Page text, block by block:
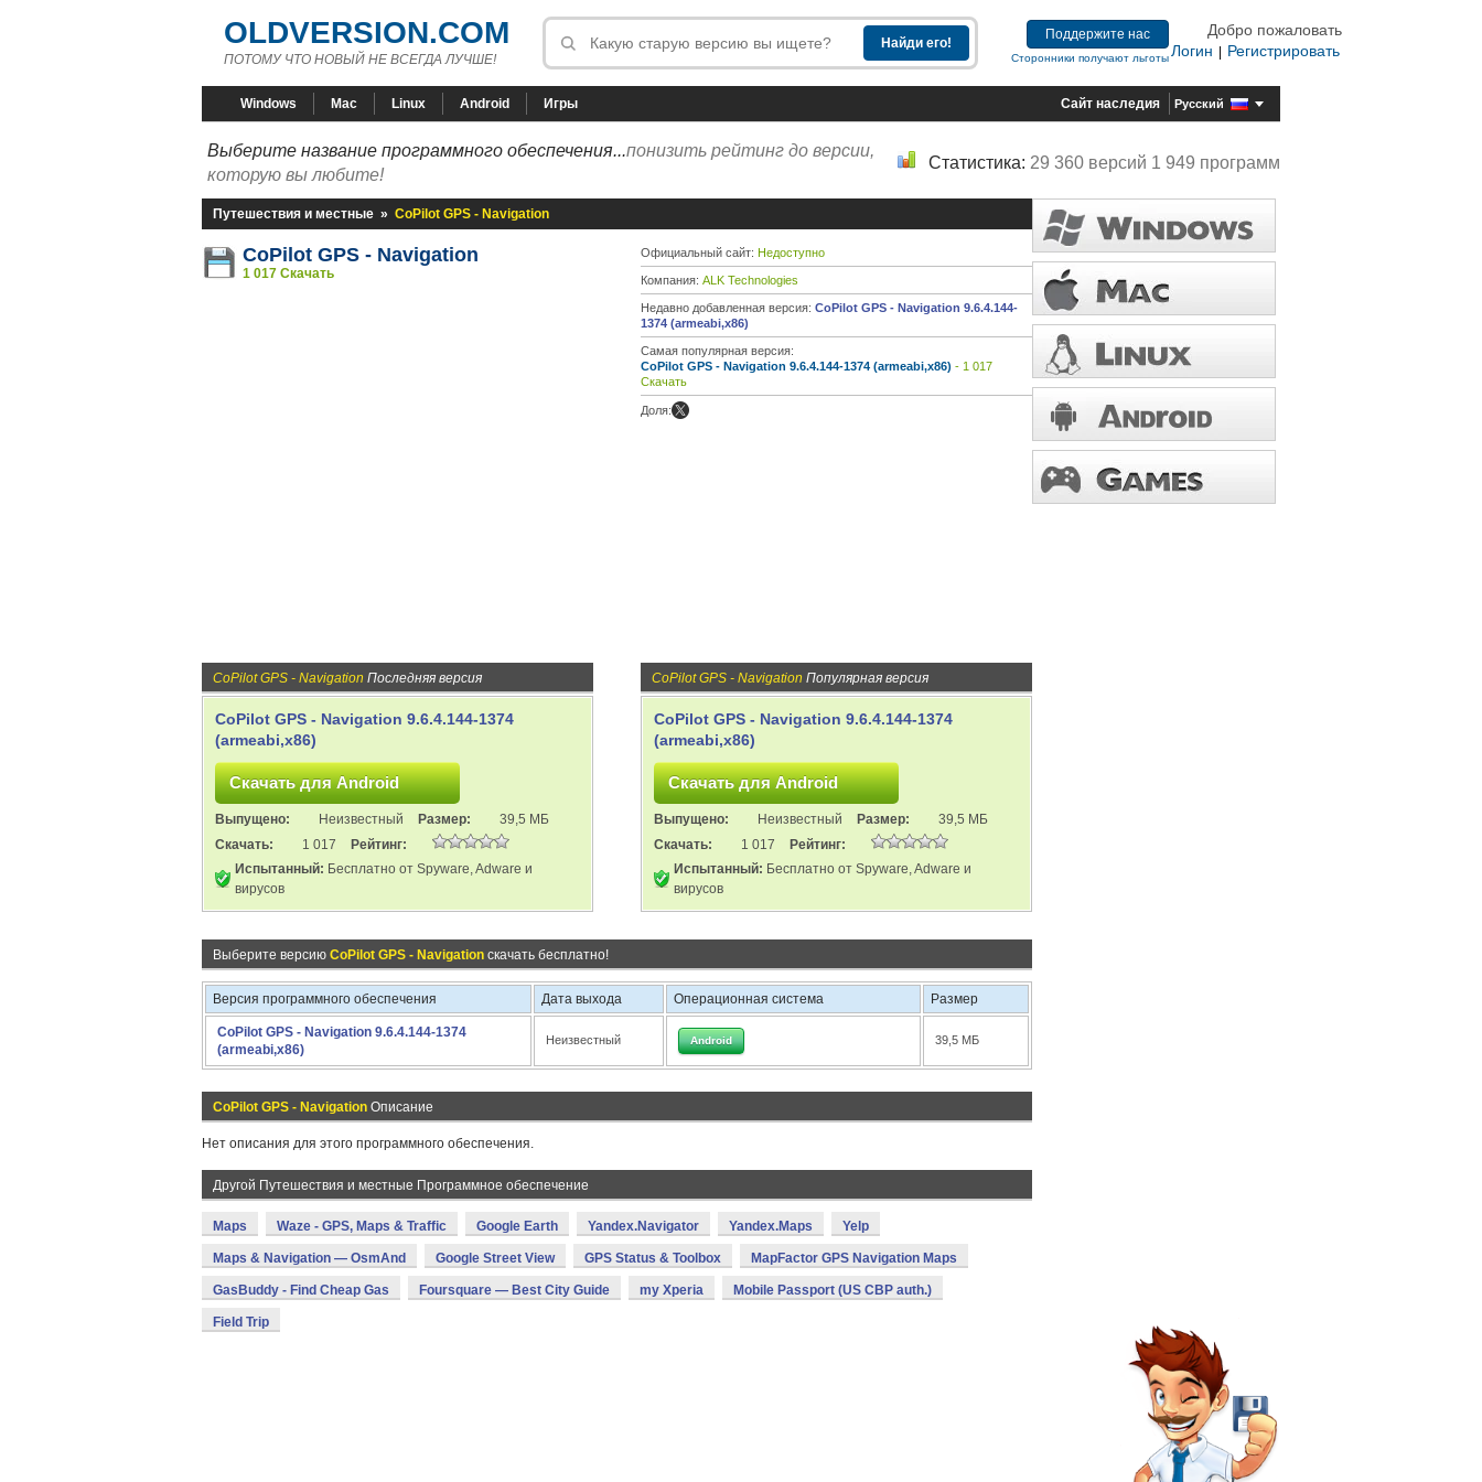
OLDVERSION.COM
ПОТОМУ ЧТО НОВЫЙ НЕ ВСЕГДА ЛУЧШЕ!
Поддержите нас
Сторонники получают льготы
Добро пожаловать
Логин
Регистрировать
Windows Mac Linux Android Игры Сайт наследия Русский
Выберите название программного обеспечения...понизить рейтинг до версии,
которую вы любите!
Статистика: 29 360 версий 1 949 программ
Путешествия и местные » CoPilot GPS - Navigation
CoPilot GPS - Navigation
1 017 Скачать
Официальный сайт: Недоступно
Компания: ALK Technologies
Недавно добавленная версия: CoPilot GPS - Navigation 9.6.4.144-
1374 (armeabi,x86)
Самая популярная версия:
CoPilot GPS - Navigation 9.6.4.144-1374 (armeabi,x86) - 1 017
Скачать
Доля:
CoPilot GPS - Navigation Последняя версия
CoPilot GPS - Navigation 9.6.4.144-1374
(armeabi,x86)
Выпущено: Неизвестный Размер:
39,5 МБ
Скачать:
1 017
Рейтинг:
Испытанный: Бесплатно от Spyware, Adware и
вирусов
CoPilot GPS - Navigation Популярная версия
CoPilot GPS - Navigation 9.6.4.144-1374
(armeabi,x86)
Выпущено: Неизвестный Размер:
39,5 МБ
Скачать:
1 017
Рейтинг:
Испытанный: Бесплатно от Spyware, Adware и
вирусов
Выберите версию CoPilot GPS - Navigation скачать бесплатно!
Версия программного обеспечения Дата выхода Операционная система Размер
CoPilot GPS - Navigation 9.6.4.144-1374
(armeabi,x86)
Неизвестный Android 39,5 МБ
CoPilot GPS - Navigation Описание
Нет описания для этого программного обеспечения.
Другой Путешествия и местные Программное обеспечение
Maps Waze - GPS, Maps & Traffic Google Earth Yandex.Navigator Yandex.Maps Yelp
Maps & Navigation — OsmAnd Google Street View GPS Status & Toolbox MapFactor GPS Navigation Maps
GasBuddy - Find Cheap Gas Foursquare — Best City Guide my Xperia Mobile Passport (US CBP auth.)
Field Trip